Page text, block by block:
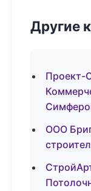
Другие
Проект-
ООО